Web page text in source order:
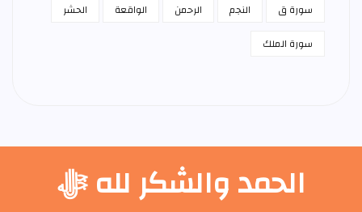
سورة ق
النجم الرحمن الواقعة
الحشر
سورة الملك
الحمد والشكر لله ﷻ